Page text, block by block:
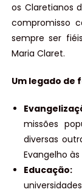
os Claretianos
compromisso
sempre ser
Maria Claret.
Um legado de
missões
diversas
Evangelho
Educação: